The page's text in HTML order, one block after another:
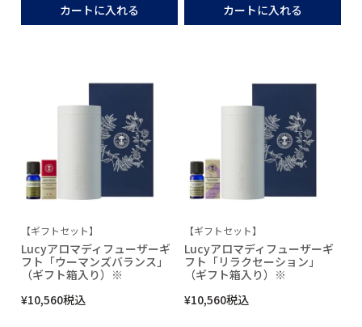
カートに入れる カートに入れる
【ギフトセット】
Lucyアロマディフューザーギ
フト「ウーマンズバランス」
（ギフト箱入り）※
¥10,560税込
【ギフトセット】
Lucyアロマディフューザーギ
フト「リラクセーション」
（ギフト箱入り）※
¥10,560税込